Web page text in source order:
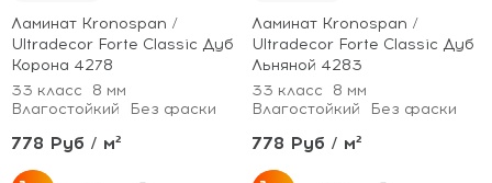
Ламинат Kronospan /
Ultradecor Forte Classic Дуб
Корона 4278
33 класс
8 мм
Влагостойкий
Без фаски
778 Руб / м²
Ламинат Kronospan /
Ultradecor Forte Classic Дуб
Льняной 4283
33 класс
8 мм
Влагостойкий
Без фаски
778 Руб / м²